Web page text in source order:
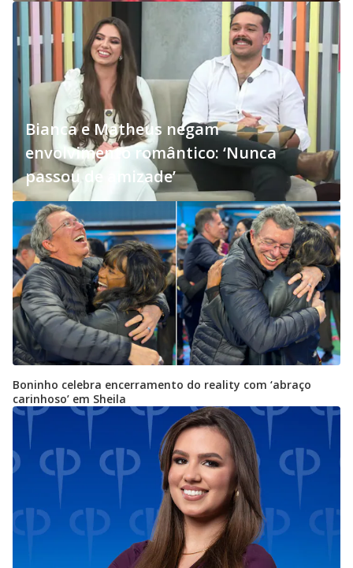
Bianca e Matheus negam
envolvimento romântico: ‘Nunca
passou de amizade’
Boninho celebra encerramento do reality com ‘abraço
carinhoso’ em Sheila